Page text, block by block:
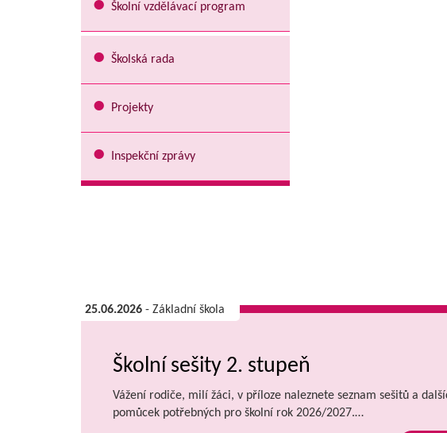
Školní vzdělávací program
Školská rada
Projekty
Inspekční zprávy
25.06.2026 - Základní škola
Školní sešity 2. stupeň
Vážení rodiče, milí žáci, v příloze naleznete seznam sešitů a
pomůcek potřebných pro školní rok 2026/2027.…